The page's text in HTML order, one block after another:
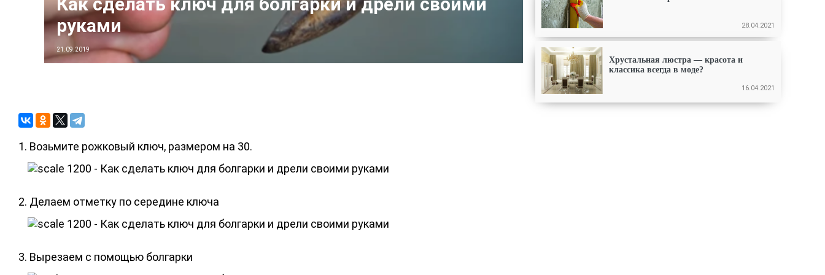
руками
21.09.2019
28.04.2021
Хрустальная люстра — красота и
классика всегда в моде?
16.04.2021
1. Возьмите рожковый ключ, размером на 30.
2. Делаем отметку по середине ключа
3. Вырезаем с помощью болгарки